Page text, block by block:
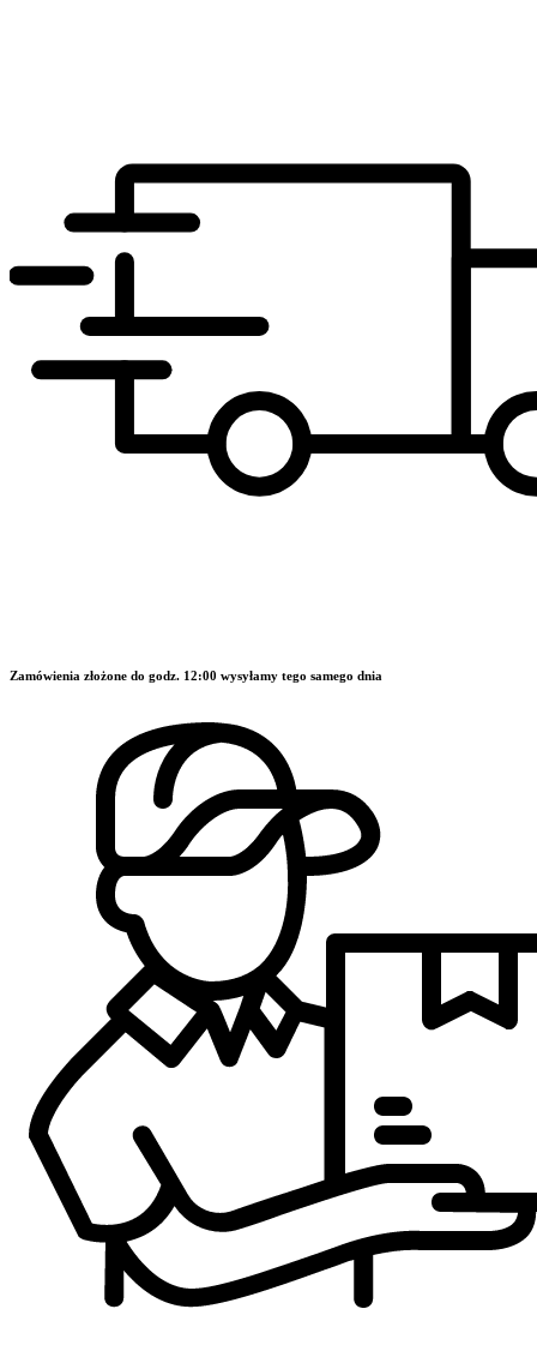
Zamówienia złożone do godz. 12:00 wysyłamy tego samego dnia